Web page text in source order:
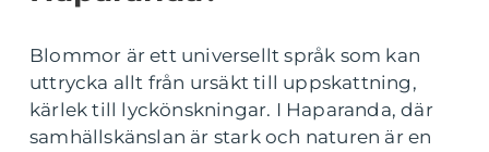
Blommor är ett universellt språk som kan
uttrycka allt från ursäkt till uppskattning,
kärlek till lyckönskningar. I Haparanda, där
samhällskänslan är stark och naturen är en